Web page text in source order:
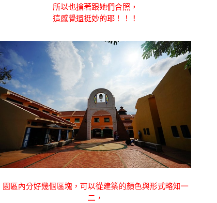
所以也搶著跟她們合照，
這感覺還挺妙的耶！！！
園區內分好幾個區塊，可以從建築的顏色與形式略知一
二，